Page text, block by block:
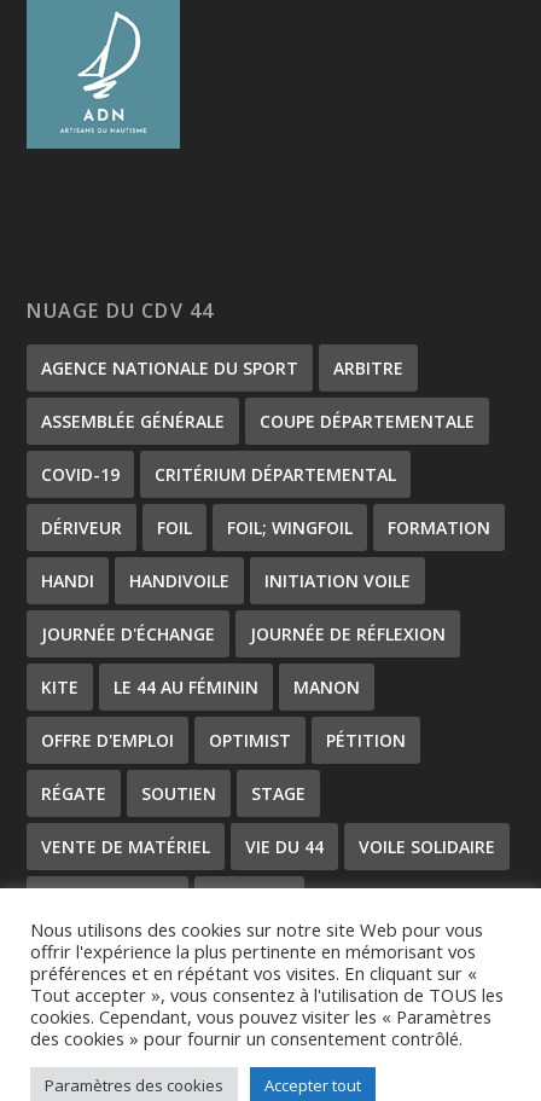
NUAGE DU CDV 44
AGENCE NATIONALE DU SPORT ARBITRE
ASSEMBLÉE GÉNÉRALE COUPE DÉPARTEMENTALE
COVID-19 CRITÉRIUM DÉPARTEMENTAL
DÉRIVEUR FOIL FOIL; WINGFOIL FORMATION
HANDI HANDIVOILE INITIATION VOILE
JOURNÉE D'ÉCHANGE JOURNÉE DE RÉFLEXION
KITE LE 44 AU FÉMININ MANON
OFFRE D'EMPLOI OPTIMIST PÉTITION
RÉGATE SOUTIEN STAGE
VENTE DE MATÉRIEL VIE DU 44 VOILE SOLIDAIRE
Conçu par Elegant Themes | Propulsé parWordPress
Nous utilisons des cookies sur notre site Web pour vous
offrir l'expérience la plus pertinente en mémorisant vos
préférences et en répétant vos visites. En cliquant sur «
Tout accepter », vous consentez à l'utilisation de TOUS les
cookies. Cependant, vous pouvez visiter les « Paramètres
des cookies » pour fournir un consentement contrôlé.
Paramètres des cookies Accepter tout